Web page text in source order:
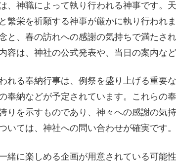
、神職によって執り行われる神事です。
繁栄を祈願する神事が厳かに執り行われ
と、春の訪れへの感謝の気持ちで満たさ
容は、神社の公式発表や、当日の案内など
れる奉納行事は、例祭を盛り上げる重要
奉納などが予定されています。これらの
りを示すものであり、神々への感謝の気
いては、神社への問い合わせが確実です。
緒に楽しめる企画が用意されている可能